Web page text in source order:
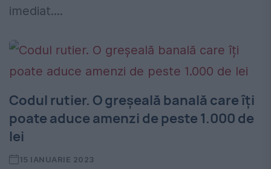
imediat....
Codul rutier. O greșeală banală care îți
poate aduce amenzi de peste 1.000 de
lei
15 IANUARIE 2023